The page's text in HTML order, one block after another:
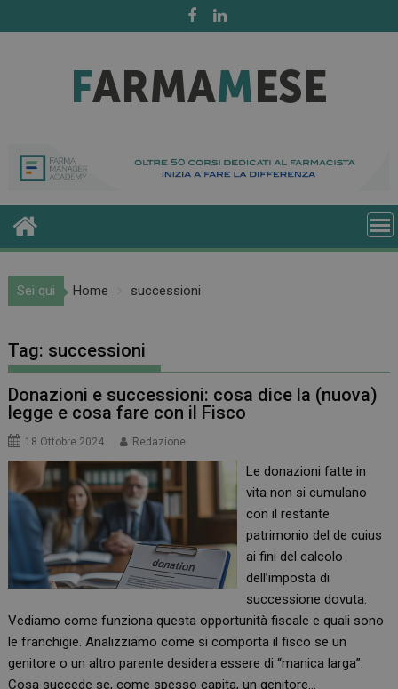
to
Sei qui Home successioni
Tag: successioni
Donazioni e successioni: cosa dice la (nuova)
legge e cosa fare con il Fisco
18 Ottobre 2024 Redazione
Le donazioni fatte in
vita non si cumulano
con il restante
patrimonio del de cuius
ai fini del calcolo
dell’imposta di
successione dovuta.
Vediamo come funziona questa opportunità fiscale e quali sono
le franchigie. Analizziamo come si comporta il fisco se un
genitore o un altro parente desidera essere di “manica larga”.
Cosa succede se, come spesso capita, un genitore…